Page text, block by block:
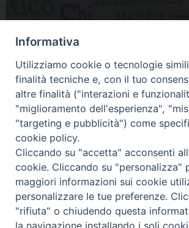
BIBBIA E
SAPERE
Informativa
Utilizziamo cookie o tecnologie
finalità tecniche e, con il tuo
altre finalità ("interazioni e
"miglioramento dell'esperienza",
"targeting e pubblicità") come
cookie policy.
Cliccando su "accetta" acconsenti
cookie. Cliccando su "personalizza"
maggiori informazioni sui cookie
personalizzare le tue preferenze.
"rifiuta" o chiudendo questa
la navigazione installando i soli